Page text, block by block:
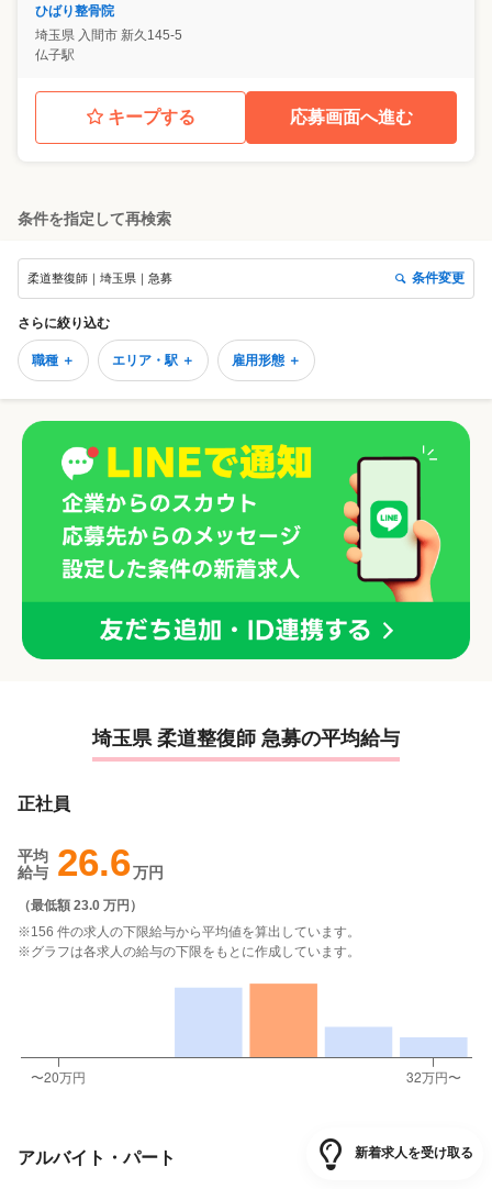
ひばり整骨院
埼玉県 入間市 新久145-5
仏子駅
キープする 応募画面へ進む
条件を指定して再検索
柔道整復師｜埼玉県｜急募 条件変更
さらに絞り込む
職種 ＋ エリア・駅 ＋ 雇用形態 ＋
埼玉県 柔道整復師 急募の平均給与
正社員
平均
給与 26.6万円
（最低額 23.0 万円 ）
※156 件の求人の下限給与から平均値を算出しています。
※グラフは各求人の給与の下限をもとに作成しています。
アルバイト・パート 新着求人を受け取る